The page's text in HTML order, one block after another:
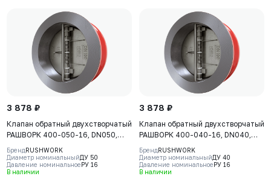
3 878 ₽
Клапан обратный двухстворчатый
РАШВОРК 400-050-16, DN050,
PN16, корпус - GJL-250 (GG25),
пластины - AISI316 (CF8M),
уплотнение - EPDM, М/Ф
БрендRUSHWORK
Диаметр номинальныйДУ 50
Давление номинальноеРУ 16
В наличии
3 878 ₽
Клапан обратный двухстворчатый
РАШВОРК 400-040-16, DN040,
PN16, корпус - GJL-250 (GG25),
пластины - AISI316 (CF8M),
уплотнение - EPDM, М/Ф
БрендRUSHWORK
Диаметр номинальныйДУ 40
Давление номинальноеРУ 16
В наличии